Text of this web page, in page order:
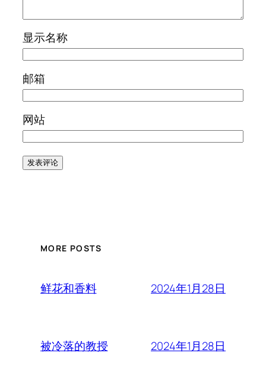
显示名称
邮箱
网站
MORE POSTS
鲜花和香料 2024年1月28日
被冷落的教授 2024年1月28日